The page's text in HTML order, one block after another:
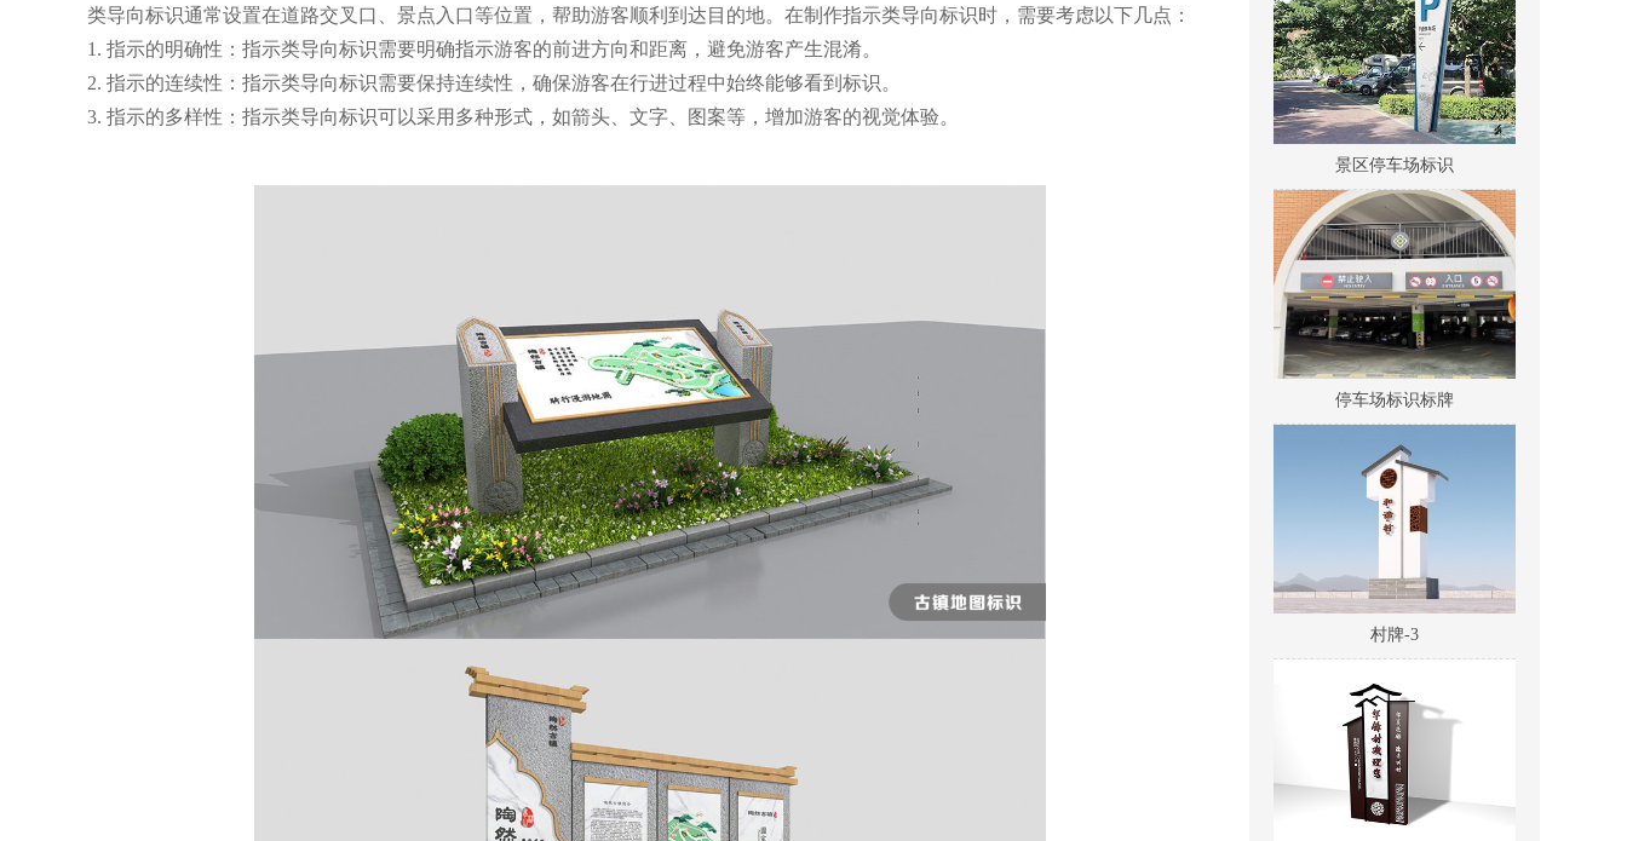
类导向标识通常设置在道路交叉口、景点入口等位置，帮助游客顺利到达目的地。在制作指示类导向标识时，需要考虑以下几点：
1. 指示的明确性：指示类导向标识需要明确指示游客的前进方向和距离，避免游客产生混淆。
2. 指示的连续性：指示类导向标识需要保持连续性，确保游客在行进过程中始终能够看到标识。
3. 指示的多样性：指示类导向标识可以采用多种形式，如箭头、文字、图案等，增加游客的视觉体验。
景区停车场标识
停车场标识标牌
村牌-3